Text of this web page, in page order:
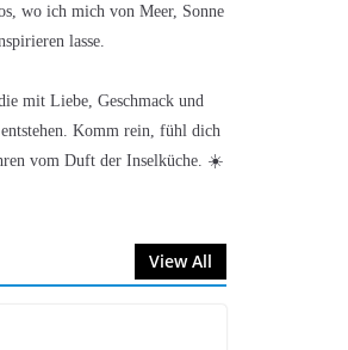
wo ich mich von Meer, Sonne
lasse.
mit Liebe, Geschmack und
Komm rein, fühl dich
vom Duft der Inselküche. ☀️
View All